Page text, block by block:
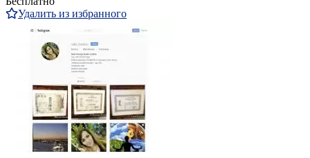
Удалить из избранного